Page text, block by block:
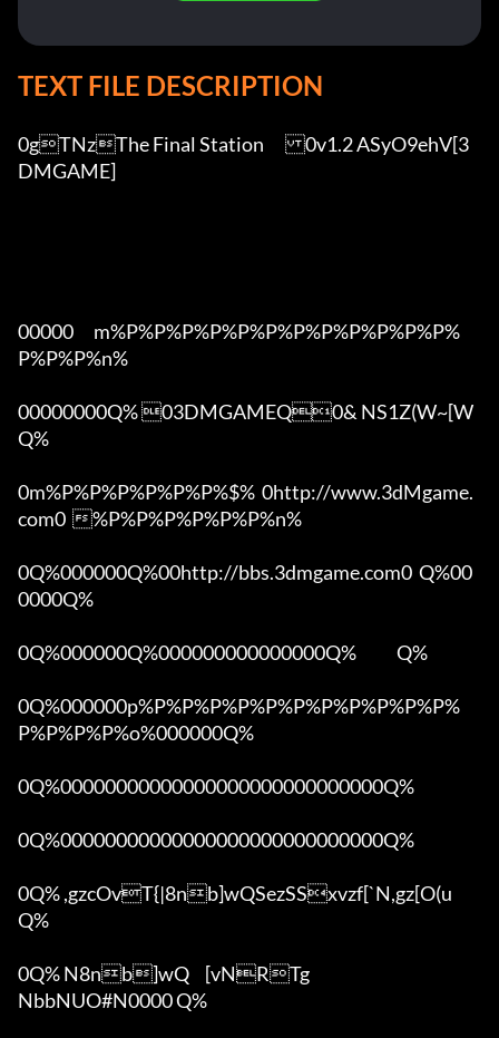
TEXT FILE DESCRIPTION
0gTNzThe Final Station	0v1.2 ASyO9ehV[3
DMGAME]
00000      m%P%P%P%P%P%P%P%P%P%P%P%P%
P%P%P%n%
00000000Q% 03DMGAMEQ0& NS1Z(W~[W
Q%
0m%P%P%P%P%P%P%$%  0http://www.3dMgame.
com0  %P%P%P%P%P%P%n%
0Q%000000Q%00http://bbs.3dmgame.com0  Q%00
0000Q%
0Q%000000Q%000000000000000Q%            Q%
0Q%000000p%P%P%P%P%P%P%P%P%P%P%P%
P%P%P%P%o%000000Q%
0Q%00000000000000000000000000000Q%
0Q%00000000000000000000000000000Q%
0Q% ,gzcOvT{|8nb]wQSezSSxvzf[`N,gz[O(u
Q%
0Q% N8nb]wQ	[vNRTg
NbbNUO#N0000 Q%